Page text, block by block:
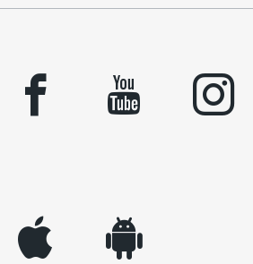
facebook youtube instagram
appleinc android